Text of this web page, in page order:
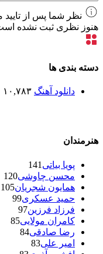
نظر شما پس از تایید
هنوز نظری ثبت نشده است
دسته بندی ها
دانلود آهنگ ۱۰,۷۸۳
هنرمندان
پویا بیاتی 141
محسن چاوشی120
همایون شجریان105
حمید عسکری99
فرزاد فرزین97
کامران مولایی85
رضا صادقی84
امیر علی83